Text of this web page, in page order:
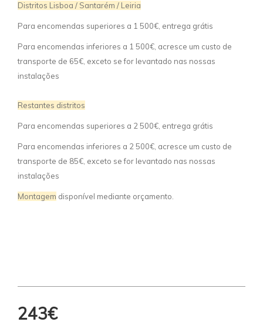
Distritos Lisboa / Santarém / Leiria
Para encomendas superiores a 1 500€, entrega grátis
Para encomendas inferiores a 1 500€, acresce um custo de
transporte de 65€, exceto se for levantado nas nossas
instalações
Restantes distritos
Para encomendas superiores a 2 500€, entrega grátis
Para encomendas inferiores a 2 500€, acresce um custo de
transporte de 85€, exceto se for levantado nas nossas
instalações
Montagem disponível mediante orçamento.
243€